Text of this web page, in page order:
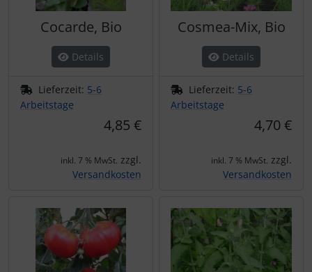
Cocarde, Bio
Details
Lieferzeit: 5-6
Arbeitstage
4,85 €
inkl. 7 % MwSt. zzgl.
Versandkosten
Cosmea-Mix, Bio
Details
Lieferzeit: 5-6
Arbeitstage
4,70 €
inkl. 7 % MwSt. zzgl.
Versandkosten